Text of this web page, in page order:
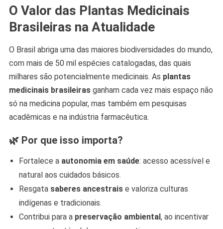
O Valor das Plantas Medicinais
Brasileiras na Atualidade
O Brasil abriga uma das maiores biodiversidades do mundo,
com mais de 50 mil espécies catalogadas, das quais
milhares são potencialmente medicinais. As plantas
medicinais brasileirasganham cada vez mais espaço não
só na medicina popular, mas também em pesquisas
acadêmicas e na indústria farmacêutica.
🌿 Por que isso importa?
Fortalece a autonomia em saúde: acesso acessível e
natural aos cuidados básicos.
Resgata saberes ancestraise valoriza culturas
indígenas e tradicionais.
Contribui para a preservação ambiental , ao incentivar